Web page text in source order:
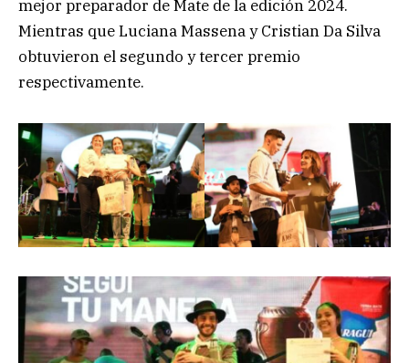
mejor preparador de Mate de la edición 2024.
Mientras que Luciana Massena y Cristian Da Silva
obtuvieron el segundo y tercer premio
respectivamente.